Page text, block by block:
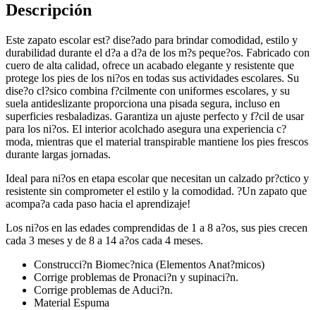
Descripción
Este zapato escolar est? dise?ado para brindar comodidad, estilo y
durabilidad durante el d?a a d?a de los m?s peque?os. Fabricado con
cuero de alta calidad, ofrece un acabado elegante y resistente que
protege los pies de los ni?os en todas sus actividades escolares. Su
dise?o cl?sico combina f?cilmente con uniformes escolares, y su
suela antideslizante proporciona una pisada segura, incluso en
superficies resbaladizas. Garantiza un ajuste perfecto y f?cil de usar
para los ni?os. El interior acolchado asegura una experiencia c?
moda, mientras que el material transpirable mantiene los pies frescos
durante largas jornadas.
Ideal para ni?os en etapa escolar que necesitan un calzado pr?ctico y
resistente sin comprometer el estilo y la comodidad. ?Un zapato que
acompa?a cada paso hacia el aprendizaje!
Los ni?os en las edades comprendidas de 1 a 8 a?os, sus pies crecen
cada 3 meses y de 8 a 14 a?os cada 4 meses.
Construcci?n Biomec?nica (Elementos Anat?micos)
Corrige problemas de Pronaci?n y supinaci?n.
Corrige problemas de Aduci?n.
Material Espuma